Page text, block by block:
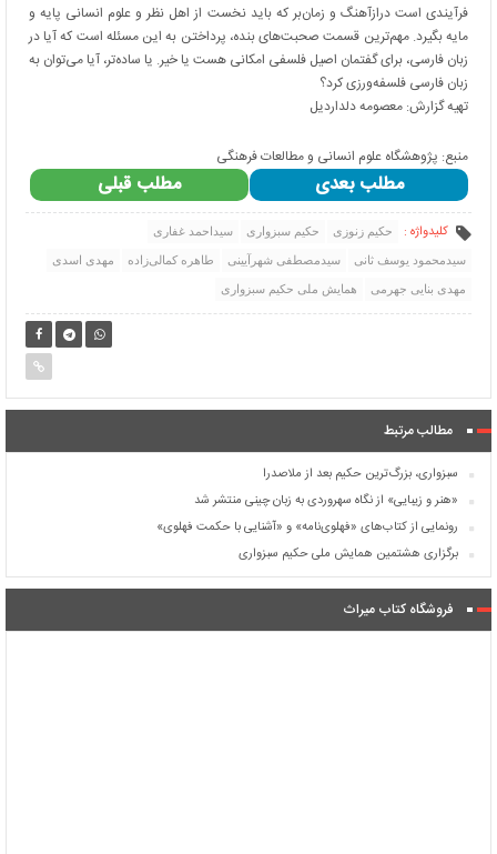
فرآیندی است درازآهنگ و زمان‌بر که باید نخست از اهل نظر و علوم انسانی پایه و
مایه بگیرد. مهم‌ترین قسمت صحبت‌های بنده، پرداختن به این مسئله است که آیا در
زبان فارسی، ‌برای گفتمان اصیل فلسفی امکانی هست یا خیر. یا ساده‌تر، آیا می‌توان به
زبان فارسی فلسفه‌ورزی کرد؟
تهیه گزارش: معصومه دلداردیل
منبع: پژوهشگاه علوم انسانی و مطالعات فرهنگی
مطلب قبلی مطلب بعدی
کلیدواژه : حکیم زنوزی حکیم سبزواری سیداحمد غفاری
سیدمحمود یوسف ثانی سیدمصطفی شهرآیینی طاهره کمالی‌زاده مهدی اسدی
مهدی بنایی جهرمی همایش ملی حکیم سبزواری
مطالب مرتبط
سبزواری، بزرگ‌ترین حکیم بعد از ملاصدرا
«هنر و زیبایی» از نگاه سهروردی به زبان چینی منتشر شد
رونمایی از کتاب‌های «فهلوی‌نامه» و «آشنایی با حکمت فهلوی»
برگزاری هشتمین همایش ملی حکیم سبزواری
فروشگاه کتاب میراث